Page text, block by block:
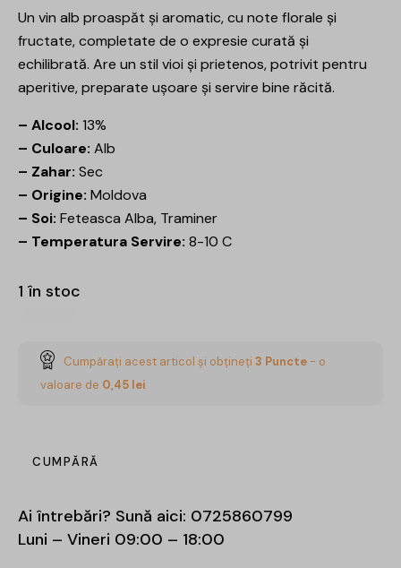
Un vin alb proaspăt și aromatic, cu note florale și
fructate, completate de o expresie curată și
echilibrată. Are un stil vioi și prietenos, potrivit pentru
aperitive, preparate ușoare și servire bine răcită.
– Alcool: 13%
– Culoare: Alb
– Zahar: Sec
– Origine: Moldova
– Soi: Feteasca Alba, Traminer
– Temperatura Servire: 8-10 C
1 în stoc
Cumpărați acest articol și obțineți 3 Puncte - o
valoare de 0,45 lei
CUMPĂRĂ
Ai întrebări? Sună aici: 0725860799
Luni – Vineri 09:00 – 18:00